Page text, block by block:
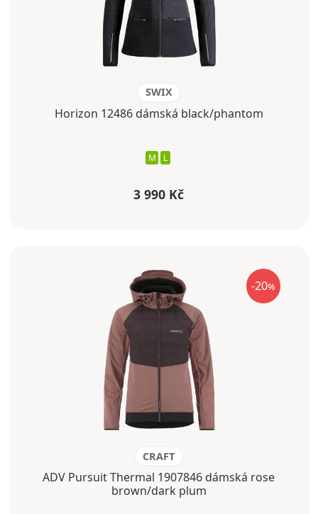
SWIX
Horizon 12486 dámská black/phantom
M L
3 990 Kč
-20%
CRAFT
ADV Pursuit Thermal 1907846 dámská rose
brown/dark plum